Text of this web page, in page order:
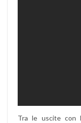
Tra le uscite con